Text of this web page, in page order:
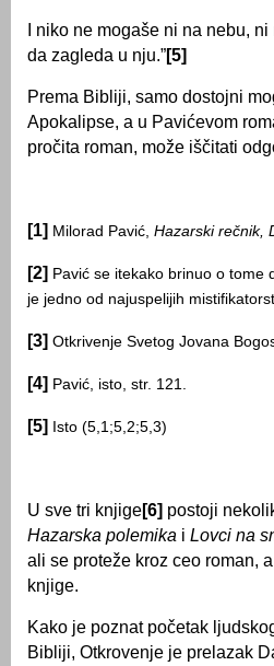
I niko ne mogaše ni na nebu,
da zagleda u nju.”[5]
Prema Bibliji, samo dostojni
Apokalipse, a u Pavićevom
pročita roman, može iščitati
[1] Milorad Pavić, Hazarski rečnik,
[2] Pavić se itekako brinuo o tome
je jedno od najuspelijih
[3] Otkrivenje Svetog Jovana
[4] Pavić, isto, str. 121.
[5] Isto (5,1;5,2;5,3)
U sve tri knjige[6] postoji
Hazarska polemika i Lovci na
ali se proteže kroz ceo roman,
knjige.
Kako je poznat početak
Bibliji, Otkrovenje je prelazak